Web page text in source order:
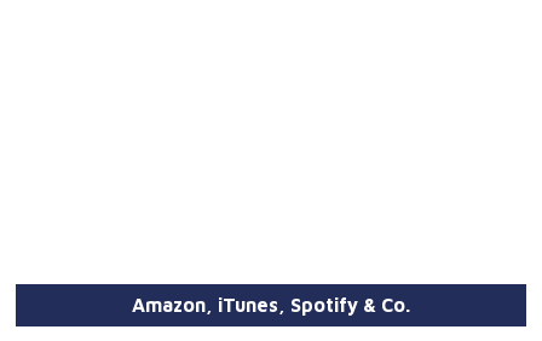
Amazon, iTunes, Spotify & Co.